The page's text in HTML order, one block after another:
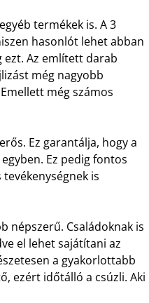
termékek is. A 3
hasonlót lehet abban
ezt. Az említett darab
még nagyobb
még számos
Ez garantálja, hogy a
Ez pedig fontos
is
népszerű. Családoknak is
el lehet sajátítani az
a gyakorlottabb
ezért időtálló a csúzli. Aki